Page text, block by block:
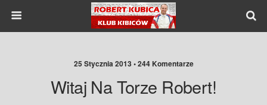
25 Stycznia 2013 •244 Komentarze
Witaj Na Torze Robert!